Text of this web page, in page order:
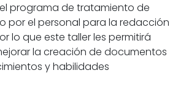
programa de tratamiento de
por el personal para la redacción
lo que este taller les permitirá
la creación de documentos
y habilidades